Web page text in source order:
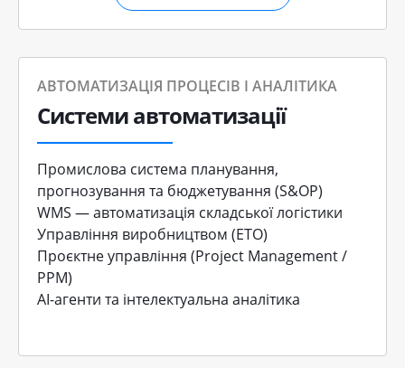
АВТОМАТИЗАЦІЯ ПРОЦЕСІВ І АНАЛІТИКА
Системи автоматизації
Промислова система планування,
прогнозування та бюджетування (S&OP)
WMS — автоматизація складської логістики
Управління виробництвом (ETO)
Проєктне управління (Project Management /
PPM)
AI-агенти та інтелектуальна аналітика